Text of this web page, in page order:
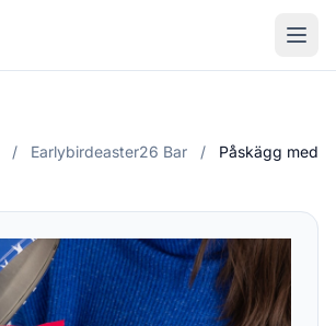
/ Earlybirdeaster26 Bar /
Påskägg med